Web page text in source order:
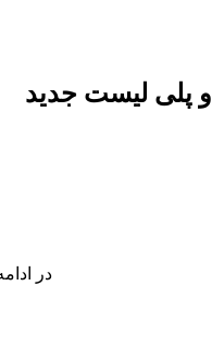
و پلی لیست جدید
در